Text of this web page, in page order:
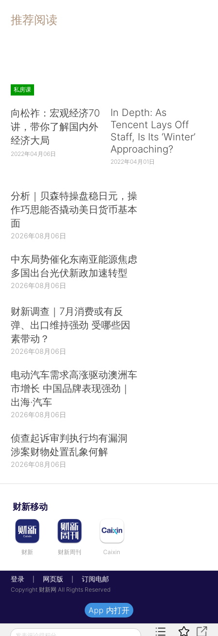
推荐阅读
私房课
向松祚：宏观经济70
讲，带你了解国内外
经济大局
2022年04月06日
In Depth: As
Tencent Lays Off
Staff, Is Its ‘Winter’
Approaching?
2022年04月01日
分析｜贝森特操盘稳日元，操
作巧思能否撬动美日货币基本
面
2026年08月06日
中东局势催化东南亚能源焦虑
多国出台光伏新政加速转型
2026年08月06日
财新调查｜7月消费或有反
弹、出口维持强劲 受哪些因
素带动？
2026年08月06日
电动汽车需求高涨驱动澳洲车
市增长 中国品牌表现强劲｜
出海·汽车
2026年08月06日
侦查起诉审判执行均有漏洞
涉案财物处置乱象何解
2026年08月06日
财新移动
财新 财新周刊 Caixin
登录 网页版 订阅电邮
Copyright 财新网 All Rights Reserved
App 内打开